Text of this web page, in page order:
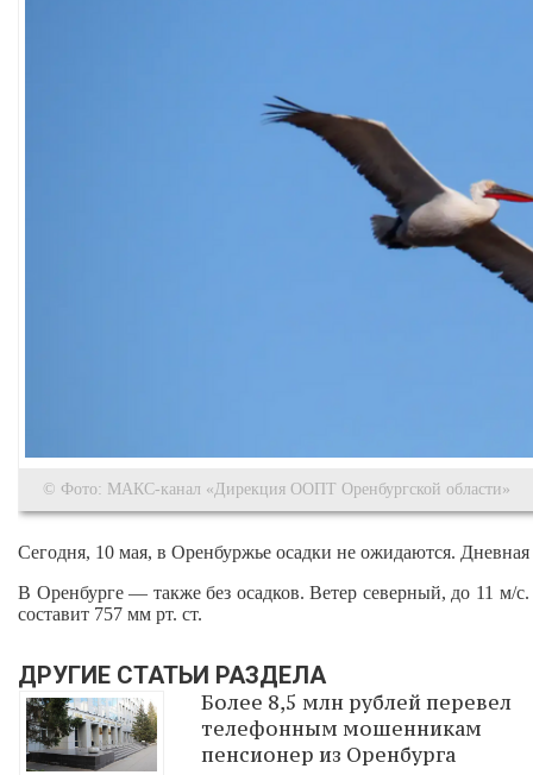
© Фото: МАКС-канал «Дирекция ООПТ Оренбургской области»
Сегодня, 10 мая, в Оренбуржье осадки не ожидаются. Дневная
В Оренбурге — также без осадков. Ветер северный, до 11 м/
составит 757 мм рт. ст.
ДРУГИЕ СТАТЬИ РАЗДЕЛА
Более 8,5 млн рублей перевел
телефонным мошенникам
пенсионер из Оренбурга